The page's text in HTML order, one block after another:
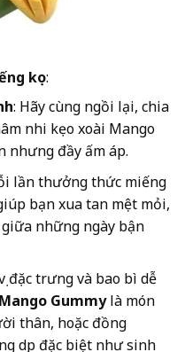
kẹo:
: Hãy cùng ngồi lại, chia
nhi kẹo xoài Mango
nhưng đầy ấm áp.
lần thưởng thức miếng
bạn xua tan mệt mỏi,
những ngày bận
đặc trưng và bao bì dễ
Gummylà món
thân, hoặc đồng
dịp đặc biệt như sinh